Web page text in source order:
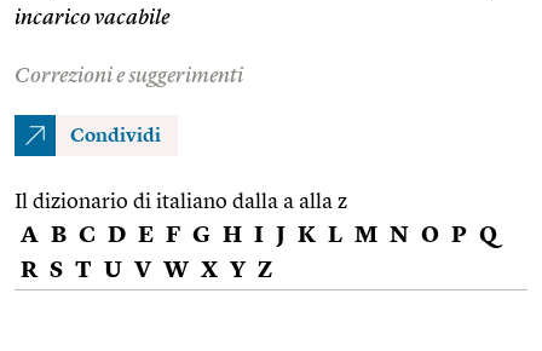
incarico vacabile
Correzioni e suggerimenti
Condividi
Il dizionario di italiano dalla a alla z
A B C D E F G H I J K L M N O P Q
R S T U V W X Y Z